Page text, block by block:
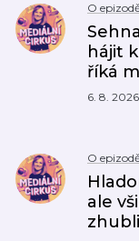
O
hájit
říká
6. 8. 2026
O
ale